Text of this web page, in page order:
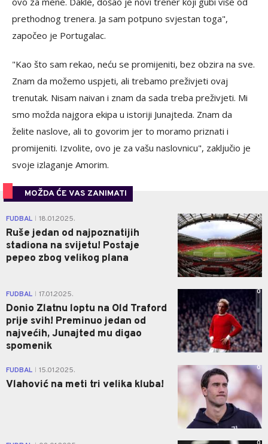
prethodnog trenera. Ja sam potpuno svjestan toga",
započeo je Portugalac.
"Kao što sam rekao, neću se promijeniti, bez obzira na sve.
Znam da možemo uspjeti, ali trebamo preživjeti ovaj
trenutak. Nisam naivan i znam da sada treba preživjeti. Mi
smo možda najgora ekipa u istoriji Junajteda. Znam da
želite naslove, ali to govorim jer to moramo priznati i
promijeniti. Izvolite, ovo je za vašu naslovnicu", zaključio je
svoje izlaganje Amorim.
MOŽDA ĆE VAS ZANIMATI
FUDBAL 18.01.2025.
Ruše jedan od najpoznatijih
stadiona na svijetu! Postaje
pepeo zbog velikog plana
0
FUDBAL 17.01.2025.
Donio Zlatnu loptu na Old Traford
prije svih! Preminuo jedan od
najvećih, Junajted mu digao
spomenik
0
FUDBAL 15.01.2025.
Vlahović na meti tri velika kluba!
0